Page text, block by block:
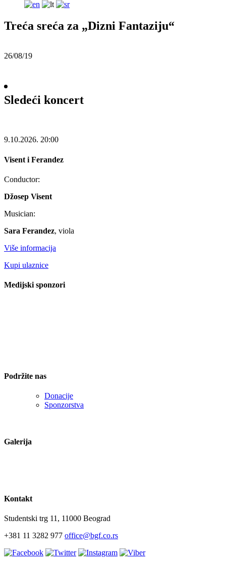
Treća sreća za „Dizni Fantaziju“
26/08/19
Sledeći koncert
9.10.2026. 20:00
Visent i Ferandez
Conductor:
Džosep Visent
Musician:
Sara Ferandez, viola
Više informacija
Kupi ulaznice
Medijski sponzori
Podržite nas
Donacije
Sponzorstva
Galerija
Kontakt
Studentski trg 11, 11000 Beograd
+381 11 3282 977 office@bgf.co.rs